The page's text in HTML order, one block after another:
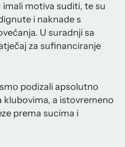
imali motiva suditi, te su
i naknade s
U suradnji sa
za sufinanciranje
podizali apsolutno
klubovima, a istovremeno
prema sucima i